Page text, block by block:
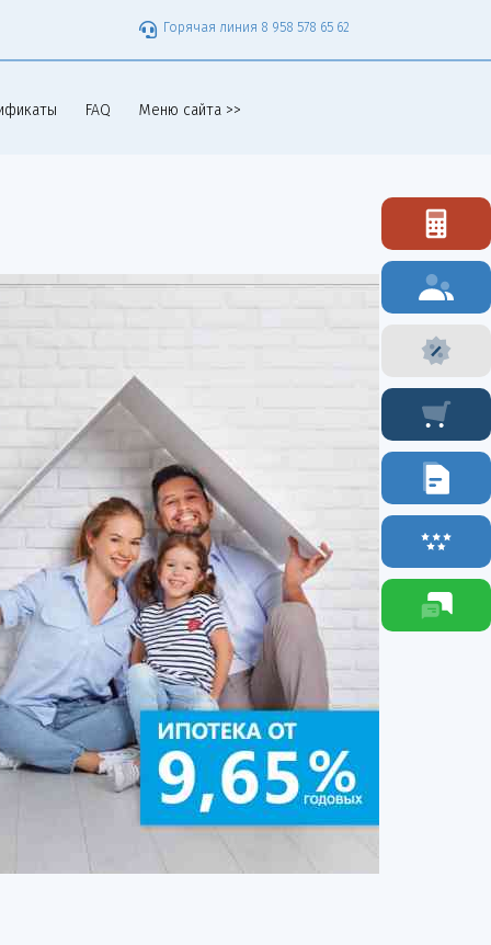
Горячая линия 8 958 578 65 62
FAQ Меню сайта >>